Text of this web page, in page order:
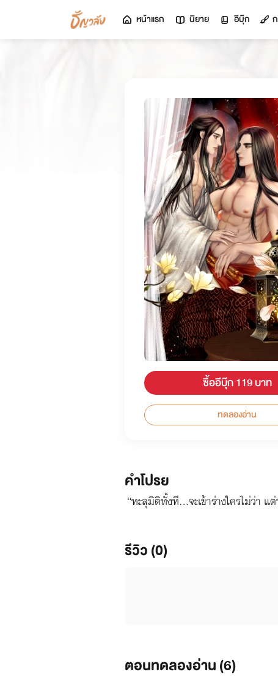
หน้าแรก นิยาย อีบุ๊ก
ซื้ออีบุ๊ก 119 บาท
ทดลองอ่าน
คำโปรย
“ทะลุมิติทั้งที...จะเข้าร่างใครไม่ว่า
รีวิว (0)
ตอนทดลองอ่าน (6)